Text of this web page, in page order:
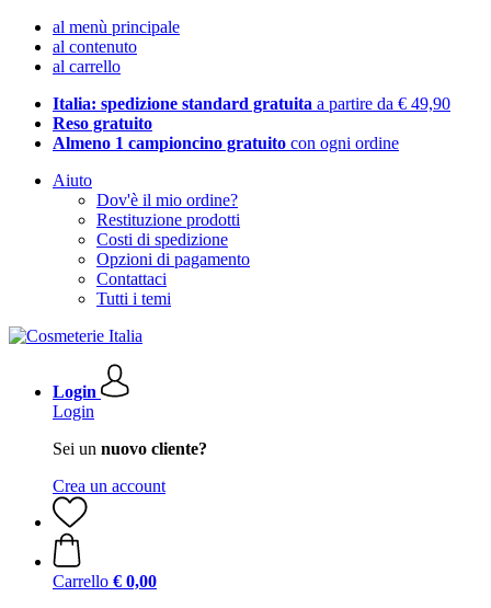
al menù principale
al contenuto
al carrello
Italia: spedizione standard gratuita a partire da € 49,90
Reso gratuito
Almeno 1 campioncino gratuito con ogni ordine
Aiuto
Dov'è il mio ordine?
Restituzione prodotti
Costi di spedizione
Opzioni di pagamento
Contattaci
Tutti i temi
Login
Login
Sei un nuovo cliente?
Crea un account
Carrello € 0,00